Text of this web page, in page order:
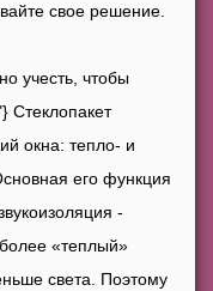
свое решение.
учесть, чтобы
Стеклопакет
окна: тепло- и
его функция
-
«теплый»
света. Поэтому